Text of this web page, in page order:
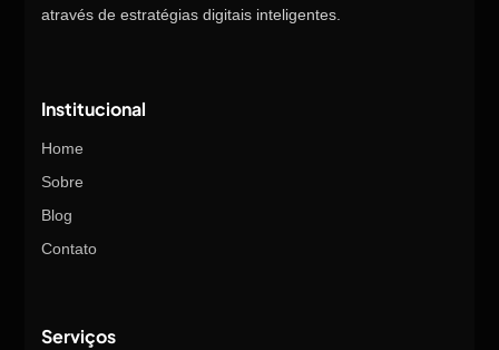
através de estratégias digitais inteligentes.
Institucional
Home
Sobre
Blog
Contato
Serviços